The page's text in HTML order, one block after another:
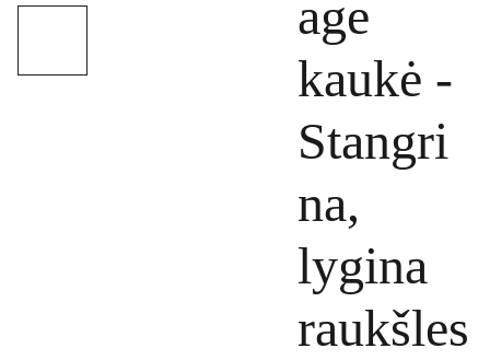
age
kaukė -
Stangri
na,
lygina
raukšles